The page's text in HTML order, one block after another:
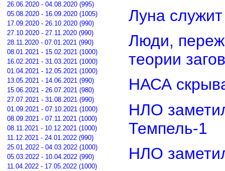
26.06.2020 - 04.08.2020 (995)
05.08.2020 - 16.09.2020 (1005)
17.09.2020 - 26.10.2020 (990)
27.10.2020 - 27.11.2020 (990)
28.11.2020 - 07.01.2021 (990)
08.01.2021 - 15.02.2021 (1000)
16.02.2021 - 31.03.2021 (1000)
01.04.2021 - 12.05.2021 (1000)
13.05.2021 - 14.06.2021 (990)
15.06.2021 - 26.07.2021 (980)
27.07.2021 - 31.08.2021 (990)
01.09.2021 - 07.10.2021 (1000)
08.09.2021 - 07.11.2021 (1000)
08.11.2021 - 10.12.2021 (1000)
11.12.2021 - 24.01.2022 (990)
25.01.2022 - 04.03.2022 (1000)
05.03.2022 - 10.04.2022 (990)
11.04.2022 - 17.05.2022 (1000)
Луна
Люди,
теории
НАСА
НЛО
Темпель-1
НЛО